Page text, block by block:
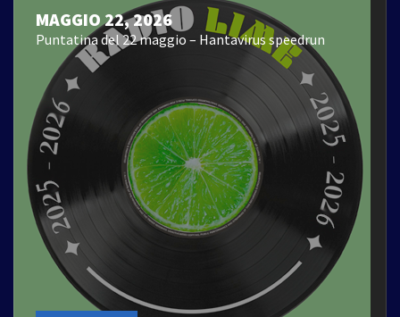
MAGGIO 22, 2026
Puntatina del 22 maggio – Hantavirus speedrun